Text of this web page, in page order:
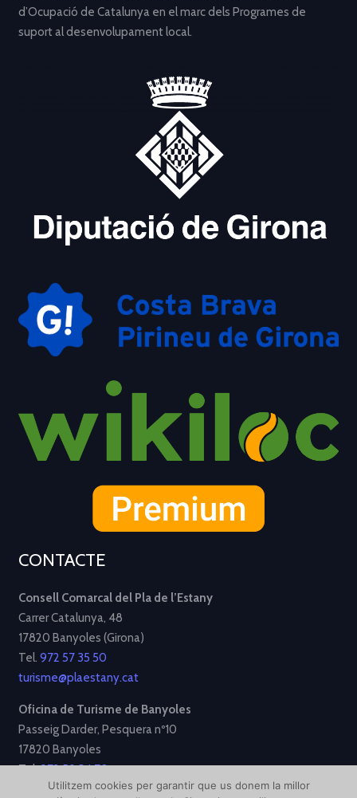
d’Ocupació de Catalunya en el marc dels Programes de
suport al desenvolupament local.
CONTACTE
Consell Comarcal del Pla de l’Estany
Carrer Catalunya, 48
17820 Banyoles (Girona)
Tel. 972 57 35 50
turisme@plaestany.cat
Oficina de Turisme de Banyoles
Passeig Darder, Pesquera nº10
17820 Banyoles
Tel.972 58 34 70
turisme@ajbanyoles.org
Utilitzem cookies per garantir que us donem la millor